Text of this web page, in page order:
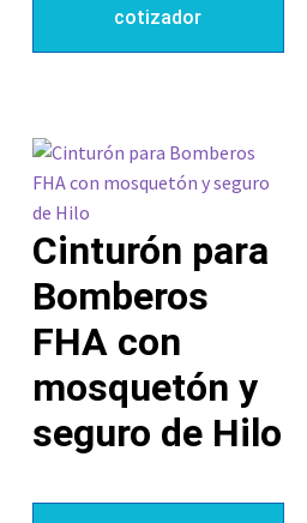
cotizador
Cinturón para
Bomberos
FHA con
mosquetón y
seguro de Hilo